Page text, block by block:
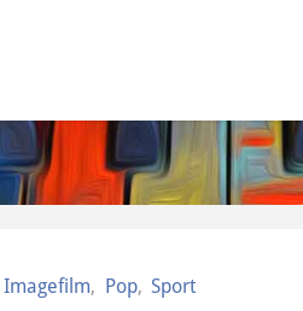
Imagefilm, Pop, Sport